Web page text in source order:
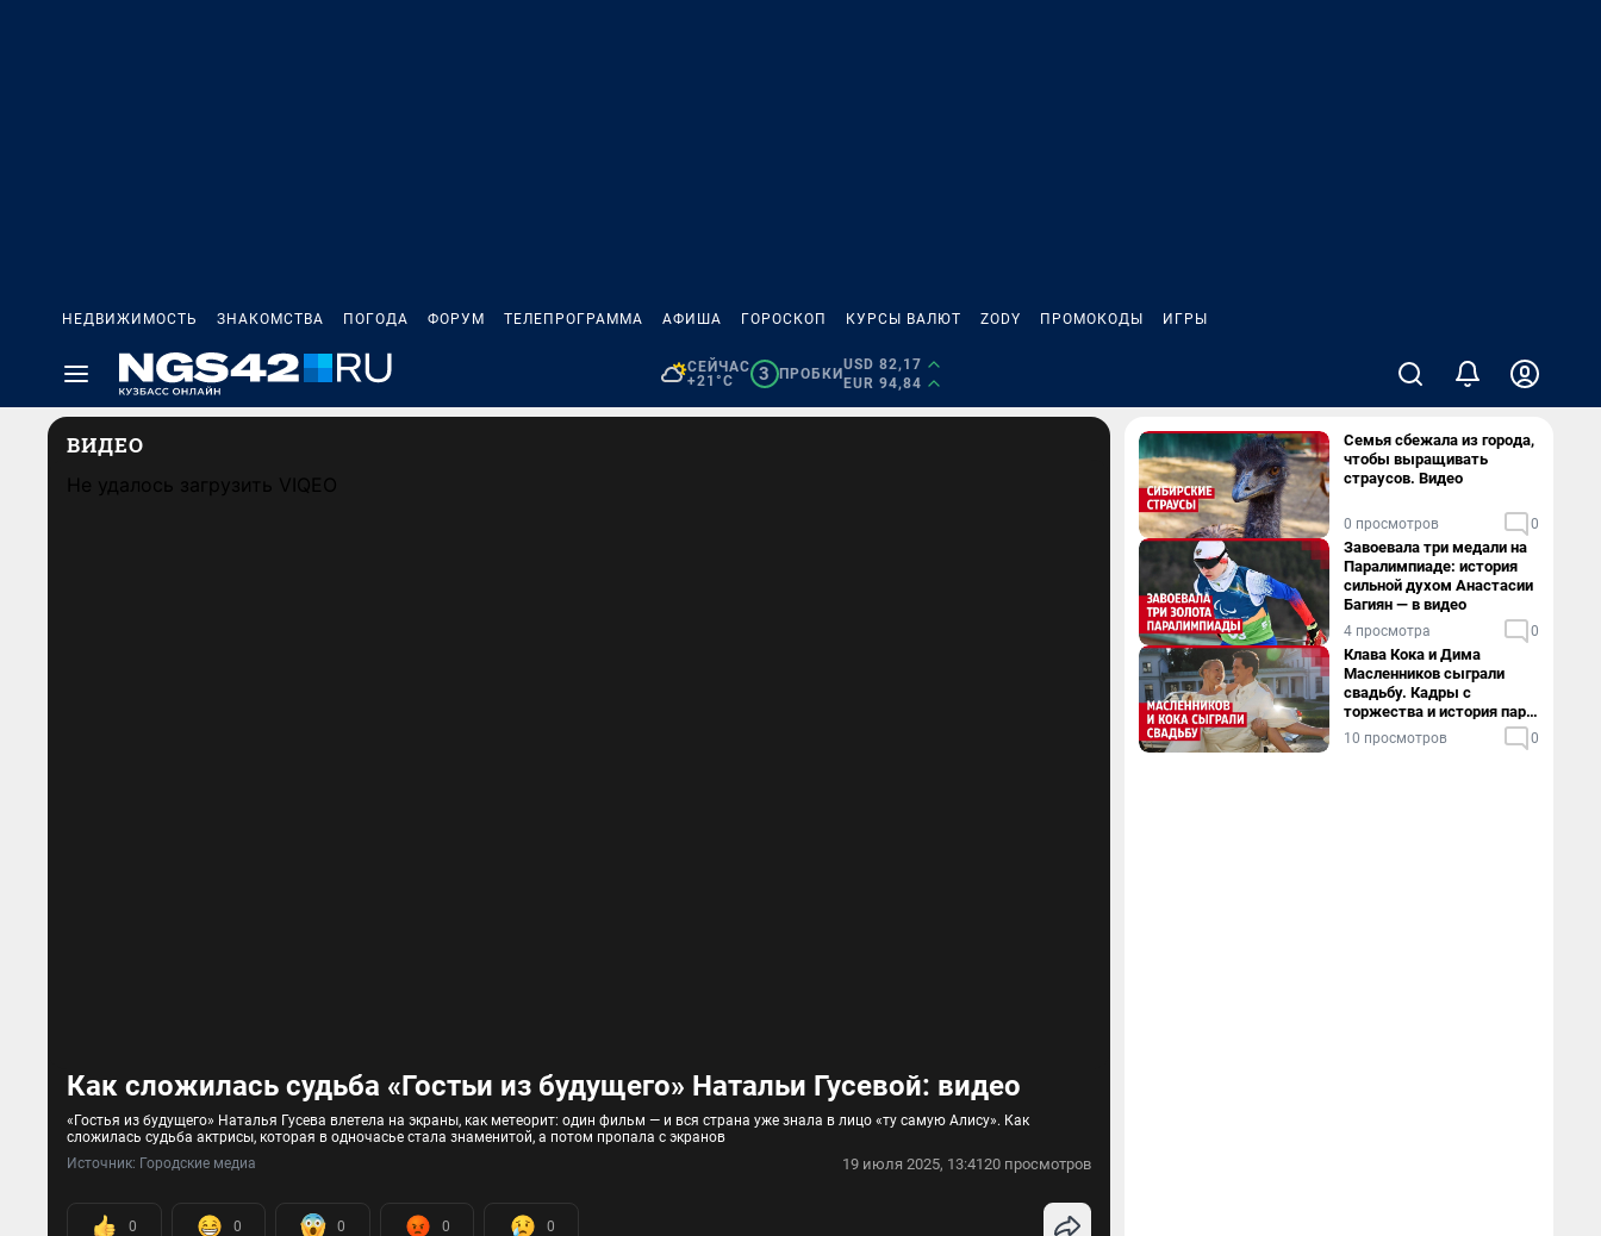
НЕДВИЖИМОСТЬ ЗНАКОМСТВА ПОГОДА ФОРУМ ТЕЛЕПРОГРАММА АФИША ГОРОСКОП КУРСЫ ВАЛЮТ ZODY ПРОМОКОДЫ ИГРЫ
СЕЙЧАС
+21°C
3 ПРОБКИ
USD 82,17
EUR 94,84
ВИДЕО
Не удалось загрузить VIQEO
Как сложилась судьба «Гостьи из будущего» Натальи Гусевой: видео
«Гостья из будущего» Наталья Гусева влетела на экраны, как метеорит: один фильм — и вся страна уже знала в лицо «ту самую Алису». Как
сложилась судьба актрисы, которая в одночасье стала знаменитой, а потом пропала с экранов
Источник: Городские медиа 19 июля 2025, 13:4120 просмотров
0 0 0 0 0
Семья сбежала из города,
чтобы выращивать
страусов. Видео
0 просмотров 0
Завоевала три медали на
Паралимпиаде: история
сильной духом Анастасии
Багиян — в видео
4 просмотра 0
Клава Кока и Дима
Масленников сыграли
свадьбу. Кадры с
торжества и история пары
— в видео
10 просмотров 0